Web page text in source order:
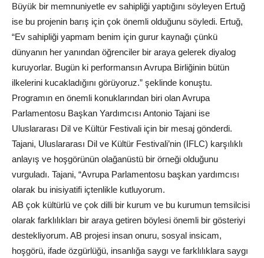
Büyük bir memnuniyetle ev sahipliği yaptığını söyleyen Ertuğ
ise bu projenin barış için çok önemli olduğunu söyledi. Ertuğ,
“Ev sahipliği yapmam benim için gurur kaynağı çünkü
dünyanın her yanından öğrenciler bir araya gelerek diyalog
kuruyorlar. Bugün ki performansın Avrupa Birliğinin bütün
ilkelerini kucakladığını görüyoruz.” şeklinde konuştu.
Programın en önemli konuklarından biri olan Avrupa
Parlamentosu Başkan Yardımcısı Antonio Tajani ise
Uluslararası Dil ve Kültür Festivali için bir mesaj gönderdi.
Tajani, Uluslararası Dil ve Kültür Festivali’nin (IFLC) karşılıklı
anlayış ve hoşgörünün olağanüstü bir örneği olduğunu
vurguladı. Tajani, “Avrupa Parlamentosu başkan yardımcısı
olarak bu inisiyatifi içtenlikle kutluyorum.
AB çok kültürlü ve çok dilli bir kurum ve bu kurumun temsilcisi
olarak farklılıkları bir araya getiren böylesi önemli bir gösteriyi
destekliyorum. AB projesi insan onuru, sosyal insicam,
hoşgörü, ifade özgürlüğü, insanlığa saygı ve farklılıklara saygı